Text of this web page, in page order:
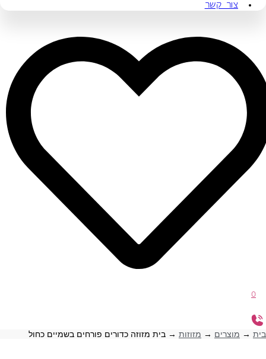
צור קשר
0
בית → מוצרים → מזוזות → בית מזוזה כדורים פורחים בשמיים כחול